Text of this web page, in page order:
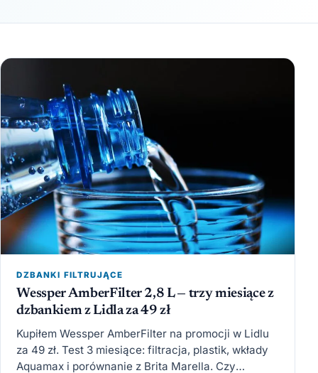
DZBANKI FILTRUJĄCE
Wessper AmberFilter 2,8 L — trzy miesiące z
dzbankiem z Lidla za 49 zł
Kupiłem Wessper AmberFilter na promocji w Lidlu
za 49 zł. Test 3 miesiące: filtracja, plastik, wkłady
Aquamax i porównanie z Brita Marella. Czy